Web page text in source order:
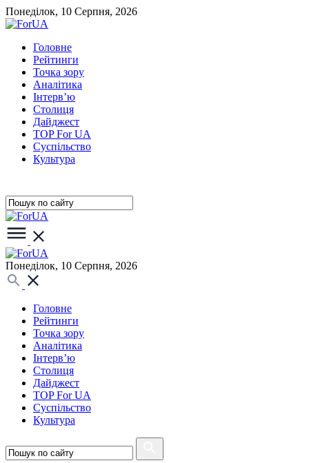
Понеділок, 10 Серпня, 2026
Головне
Рейтинги
Точка зору
Аналітика
Інтерв’ю
Столиця
Дайджест
TOP For UA
Суспiльство
Культура
Понеділок, 10 Серпня, 2026
Головне
Рейтинги
Точка зору
Аналітика
Інтерв’ю
Столиця
Дайджест
TOP For UA
Суспiльство
Культура